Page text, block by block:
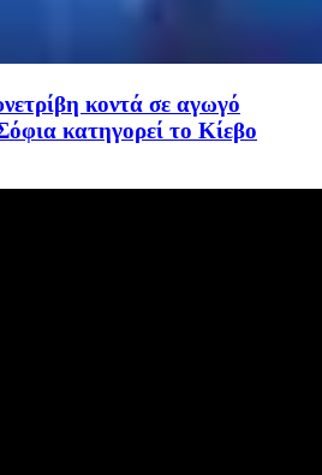
κοντά σε αγωγό
κατηγορεί το Κίεβο